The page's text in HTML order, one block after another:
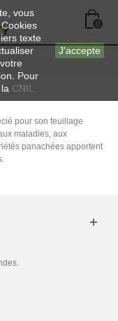
vous
texte
Pour
CNIL
J'accepte
0
pour son feuillage
maladies, aux
panachées apportent